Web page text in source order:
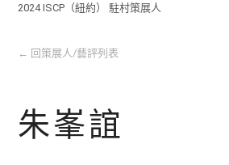
2024 ISCP（紐約） 駐村策展人
← 回策展人/藝評列表
朱峯誼